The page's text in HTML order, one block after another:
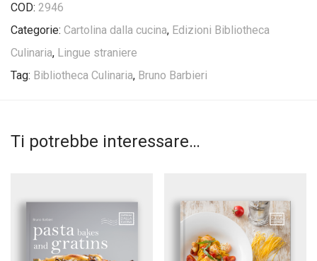
COD: 2946
Categorie: Cartolina dalla cucina, Edizioni Bibliotheca
Culinaria, Lingue straniere
Tag: Bibliotheca Culinaria, Bruno Barbieri
Ti potrebbe interessare…